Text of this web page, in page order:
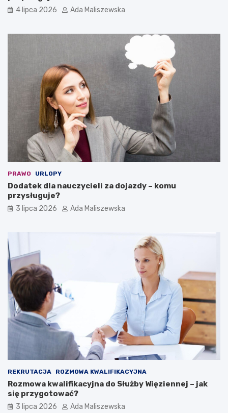
4 lipca 2026 Ada Maliszewska
PRAWO URLOPY
Dodatek dla nauczycieli za dojazdy – komu
przysługuje?
3 lipca 2026 Ada Maliszewska
REKRUTACJA ROZMOWA KWALIFIKACYJNA
Rozmowa kwalifikacyjna do Służby Więziennej – jak
się przygotować?
3 lipca 2026 Ada Maliszewska